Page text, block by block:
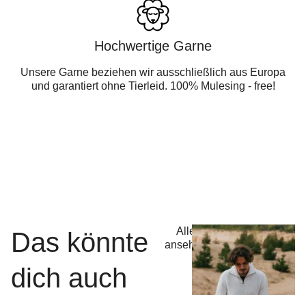
Hochwertige Garne
Unsere Garne beziehen wir ausschließlich aus Europa
und garantiert ohne Tierleid. 100% Mulesing - free!
Das könnte
dich auch
Alle
ansehen